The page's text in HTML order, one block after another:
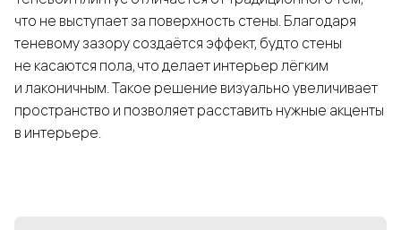
что не выступает за поверхность стены. Благодаря
теневому зазору создаётся эффект, будто стены
не касаются пола, что делает интерьер лёгким
и лаконичным. Такое решение визуально увеличивает
пространство и позволяет расставить нужные акценты
в интерьере.